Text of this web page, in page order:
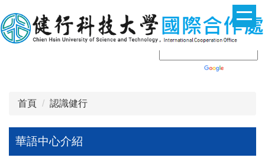
到
主
首頁
認識健行
華語中心介紹